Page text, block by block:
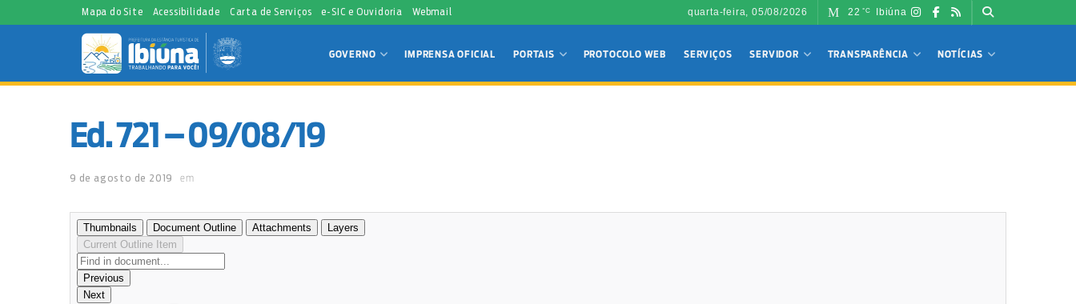
Mapa do Site Acessibilidade Carta de Serviços e-SIC e Ouvidoria Webmail quarta-feira, 05/08/2026 22 °C Ibiúna
GOVERNO IMPRENSA OFICIAL PORTAIS PROTOCOLO WEB SERVIÇOS SERVIDOR TRANSPARÊNCIA NOTÍCIAS
Ed. 721 – 09/08/19
9 de agosto de 2019 em